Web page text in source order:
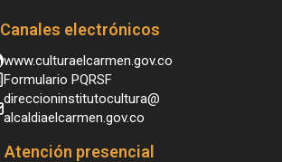
Canales electrónicos
www.culturaelcarmen.gov.co
Formulario PQRSF
direccioninstitutocultura@
alcaldiaelcarmen.gov.co
Atención presencial